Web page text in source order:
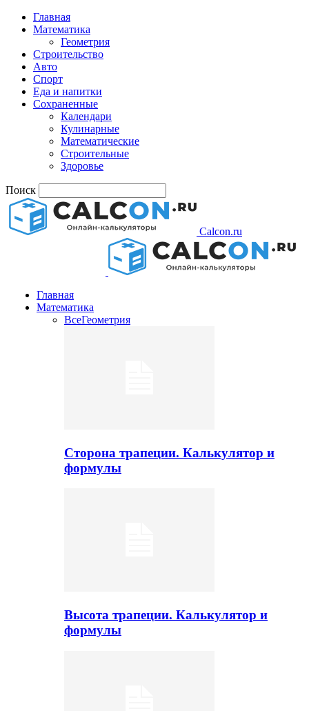
Главная
Математика
Геометрия
Строительство
Авто
Спорт
Еда и напитки
Сохраненные
Календари
Кулинарные
Математические
Строительные
Здоровье
Поиск
Calcon.ru
Главная
Математика
ВсеГеометрия
Сторона трапеции. Калькулятор и
формулы
Высота трапеции. Калькулятор и
формулы